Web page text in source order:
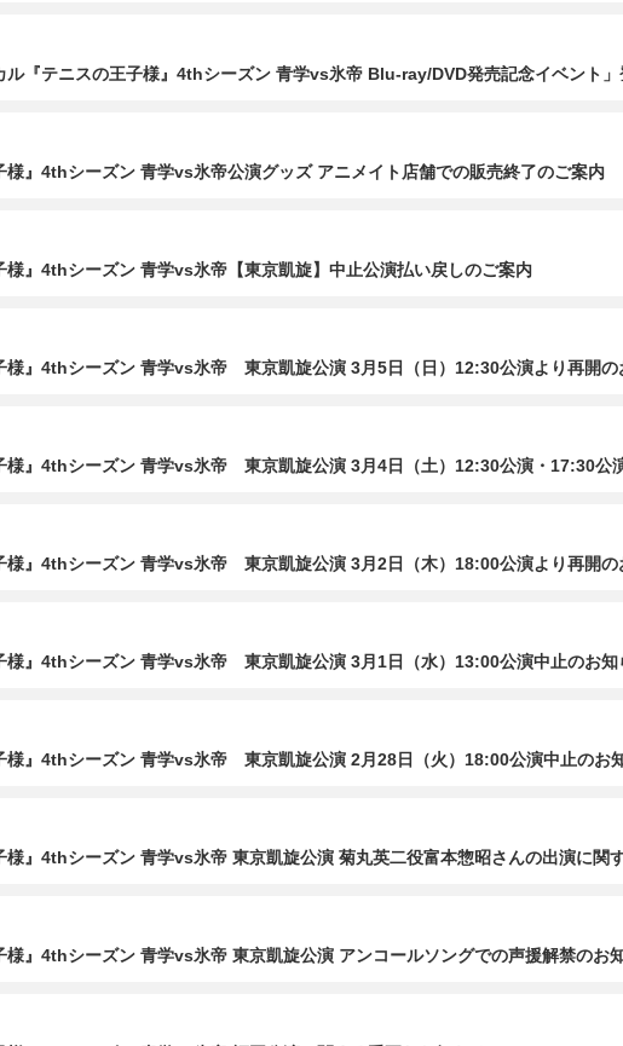
ル『テニスの王子様』4thシーズン 青学vs氷帝 Blu-ray/DVD発売記念イベント
様』4thシーズン 青学vs氷帝公演グッズ アニメイト店舗での販売終了のご案内
様』4thシーズン 青学vs氷帝【東京凱旋】中止公演払い戻しのご案内
様』4thシーズン 青学vs氷帝 東京凱旋公演 3月5日（日）12:30公演より再開の
様』4thシーズン 青学vs氷帝 東京凱旋公演 3月4日（土）12:30公演・17:30公
様』4thシーズン 青学vs氷帝 東京凱旋公演 3月2日（木）18:00公演より再開の
様』4thシーズン 青学vs氷帝 東京凱旋公演 3月1日（水）13:00公演中止のお知
様』4thシーズン 青学vs氷帝 東京凱旋公演 2月28日（火）18:00公演中止のお
様』4thシーズン 青学vs氷帝 東京凱旋公演 菊丸英二役富本惣昭さんの出演に関
様』4thシーズン 青学vs氷帝 東京凱旋公演 アンコールソングでの声援解禁のお